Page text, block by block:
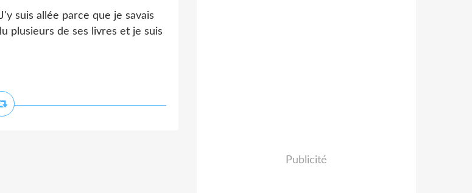
suis allée parce que je savais
plusieurs de ses livres et je suis
Publicité